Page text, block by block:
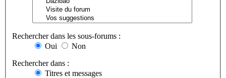
Rechercher dans les sous-forums :
Oui
Non
Rechercher dans :
Titres et messages